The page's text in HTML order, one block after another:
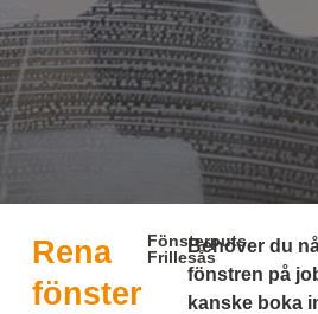
Rena
fönster
Fönsterputs
Frillesås
Behöver du
fönstren på
kanske boka